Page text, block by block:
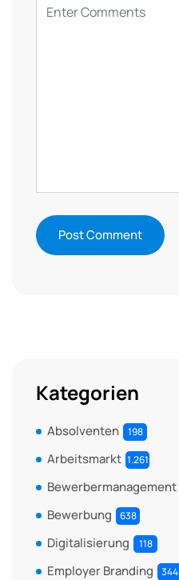
Kategorien
Absolventen 198
Arbeitsmarkt 1.261
Bewerbermanagement
Bewerbung 638
Digitalisierung 118
Employer Branding 344